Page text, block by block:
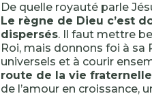
De quelle royauté parle
Le règne de Dieu c’est
dispersés. Il faut mettre
Roi, mais donnons foi à sa
universels et à courir
route de la vie
de l’amour en croissance,